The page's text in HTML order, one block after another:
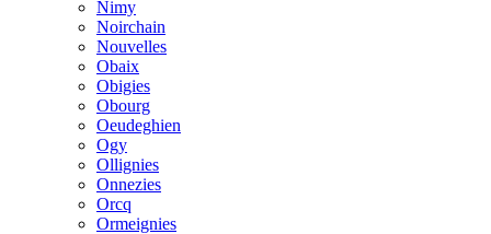
Nimy
Noirchain
Nouvelles
Obaix
Obigies
Obourg
Oeudeghien
Ogy
Ollignies
Onnezies
Orcq
Ormeignies